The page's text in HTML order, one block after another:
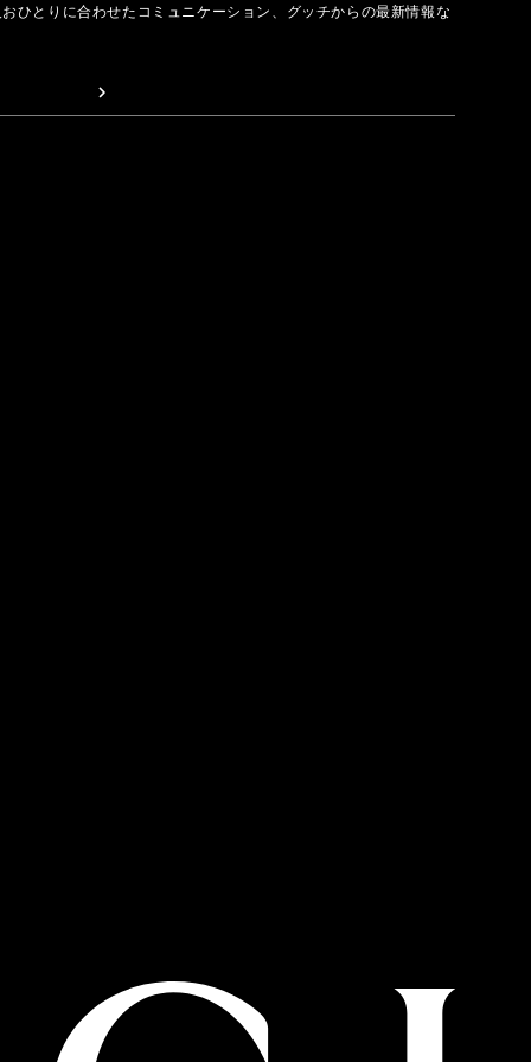
ひとりに合わせたコミュニケーション、グッチからの最新情報な